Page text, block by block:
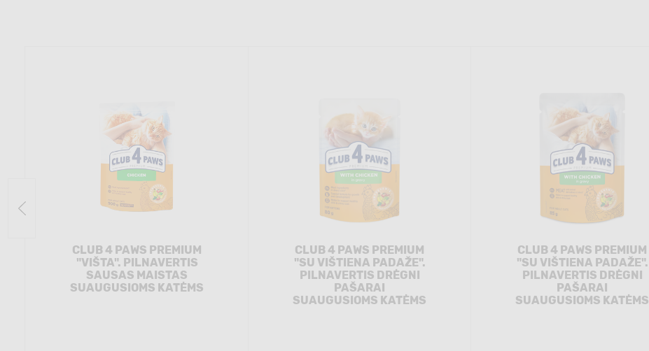
CLUB 4 PAWS PREMIUM
"VIŠTA". PILNAVERTIS
SAUSAS MAISTAS
SUAUGUSIOMS KATĖMS
CLUB 4 PAWS PREMIUM
"SU VIŠTIENA PADAŽE".
PILNAVERTIS DRĖGNI
PAŠARAI
SUAUGUSIOMS KATĖMS
CLUB 4 PAWS PREMIUM
"SU VIŠTIENA PADAŽE".
PILNAVERTIS DRĖGNI
PAŠARAI
SUAUGUSIOMS KATĖMS